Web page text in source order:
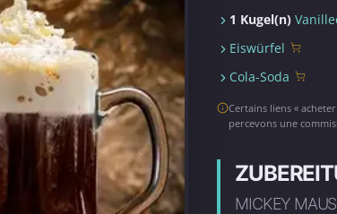
1 Kugel(n)
Eiswürfel
Cola-Soda
Certains liens «
percevons une
MICKEY MAUS